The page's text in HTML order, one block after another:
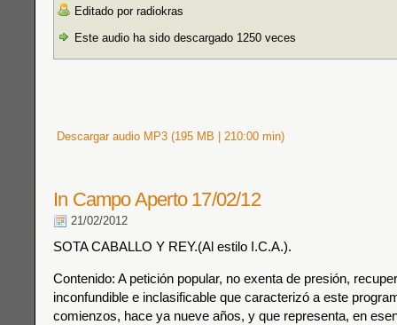
Editado por radiokras
Este audio ha sido descargado 1250 veces
Descargar audio MP3 (195 MB | 210:00 min)
In Campo Aperto 17/02/12
21/02/2012
SOTA CABALLO Y REY.(Al estilo I.C.A.).
Contenido: A petición popular, no exenta de presión,
inconfundible e inclasificable que caracterizó a este
comienzos, hace ya nueve años, y que representa, en